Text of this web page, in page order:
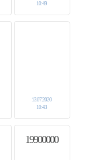
10:49
13.07.2020
10:43
19900000